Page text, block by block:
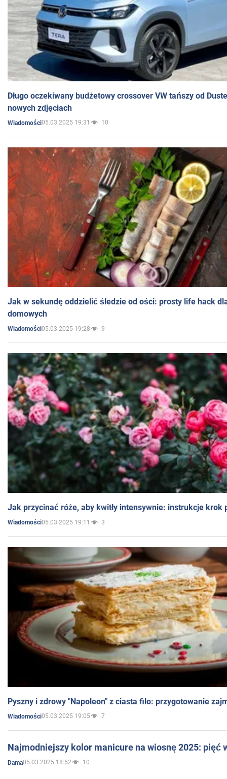
Długo oczekiwany budżetowy crossover VW tańszy od
nowych zdjęciach
Wiadomości05.03.2025 19:31 10
Jak w sekundę oddzielić śledzie od ości: prosty life hack
domowych
Wiadomości05.03.2025 19:28 9
Jak przycinać róże, aby kwitły intensywnie: instrukcje krok
Wiadomości05.03.2025 19:11 3
Pyszny i zdrowy "Napoleon" z ciasta filo: przygotowanie
Wiadomości05.03.2025 19:05 7
Najmodniejszy kolor manicure na wiosnę 2025: pięć
Dama05.03.2025 18:52 10